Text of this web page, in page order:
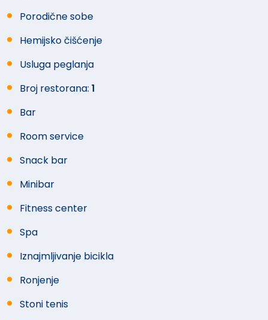
Porodične sobe
Hemijsko čišćenje
Usluga peglanja
Broj restorana: 1
Bar
Room service
Snack bar
Minibar
Fitness center
Spa
Iznajmljivanje bicikla
Ronjenje
Stoni tenis